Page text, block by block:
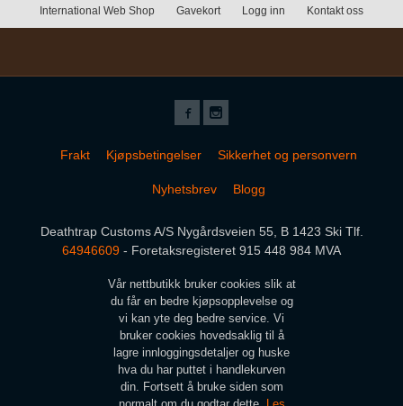
International Web Shop Gavekort Logg inn Kontakt oss
Frakt Kjøpsbetingelser Sikkerhet og personvern
Nyhetsbrev Blogg
Deathtrap Customs A/S Nygårdsveien 55, B 1423 Ski Tlf.
64946609 - Foretaksregisteret 915 448 984 MVA
Vår nettbutikk bruker cookies slik at
du får en bedre kjøpsopplevelse og
vi kan yte deg bedre service. Vi
bruker cookies hovedsaklig til å
lagre innloggingsdetaljer og huske
hva du har puttet i handlekurven
din. Fortsett å bruke siden som